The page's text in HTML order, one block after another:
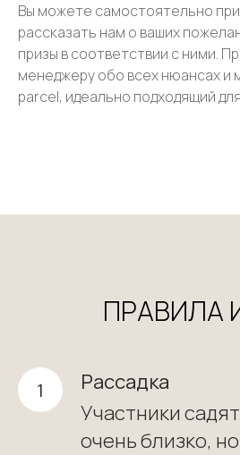
Вы можете самостоятельно
рассказать нам о ваших
призы в соответствии с ними.
менеджеру обо всех нюансах и
parcel, идеально подходящий
ПРАВИЛА
Рассадка
Участники
очень близко,